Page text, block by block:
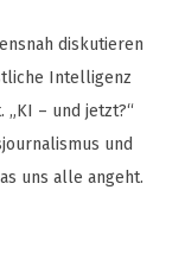
diskutieren
Intelligenz
„KI – und jetzt?“
und
uns alle angeht.